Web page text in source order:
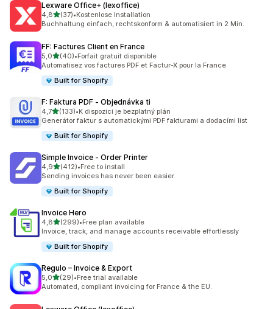
Lexware Office+ (lexoffice)
4,8z 5 hvězd
(37)
Celkový počet recenzí: 37
•Kostenlose Installation
Buchhaltung einfach, rechtskonform & automatisiert in 2 Min.
FF: Factures Client en France
5,0z 5 hvězd
(40)
Celkový počet recenzí: 40
•Forfait gratuit disponible
Automatisez vos factures PDF et Factur-X pour la France
Built for Shopify
F: Faktura PDF ‑ Objednávka ti
4,7z 5 hvězd
(133)
Celkový počet recenzí: 133
•K dispozici je bezplatný plán
Generátor faktur s automatickými PDF fakturami a dodacími list
Built for Shopify
Simple Invoice ‑ Order Printer
4,9z 5 hvězd
(412)
Celkový počet recenzí: 412
•Free to install
Sending invoices has never been easier.
Built for Shopify
Invoice Hero
4,8z 5 hvězd
(299)
Celkový počet recenzí: 299
•Free plan available
Invoice, track, and manage accounts receivable effortlessly
Built for Shopify
Regulo – Invoice & Export
5,0z 5 hvězd
(29)
Celkový počet recenzí: 29
•Free trial available
Automated, compliant invoicing for France & the EU.